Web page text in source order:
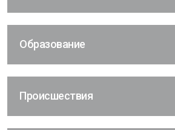
Образование
Происшествия